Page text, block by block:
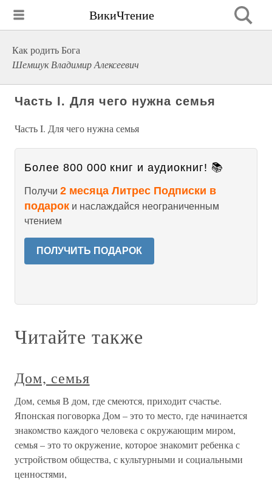
ВикиЧтение
Как родить Бога
Шемшук Владимир Алексеевич
Часть I. Для чего нужна семья
Часть I. Для чего нужна семья
Более 800 000 книг и аудиокниг! 📚
Получи 2 месяца Литрес Подписки в
подарок и наслаждайся неограниченным
чтением
ПОЛУЧИТЬ ПОДАРОК
Читайте также
Дом, семья
Дом, семья В дом, где смеются, приходит счастье.
Японская поговорка Дом – это то место, где начинается
знакомство каждого человека с окружающим миром,
семья – это то окружение, которое знакомит ребенка с
устройством общества, с культурными и социальными
ценностями,